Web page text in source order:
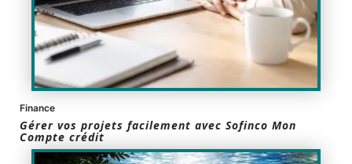
Finance
Gérer vos projets facilement avec Sofinco Mon
Compte crédit